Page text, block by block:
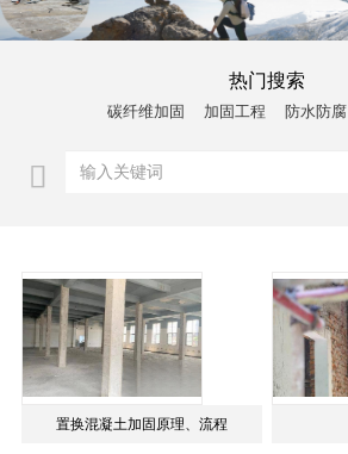
热门搜索
碳纤维加固 加固工程 防水防腐
置换混凝土加固原理、流程
查看详情